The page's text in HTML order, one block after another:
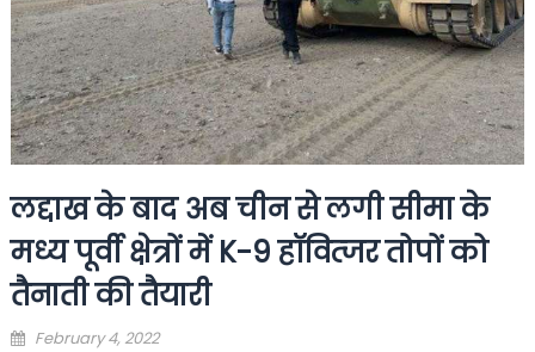
लद्दाख के बाद अब चीन से लगी सीमा के
मध्य पूर्वी क्षेत्रों में K-9 हॉवित्जर तोपों को
तैनाती की तैयारी
Posted
February 4, 2022